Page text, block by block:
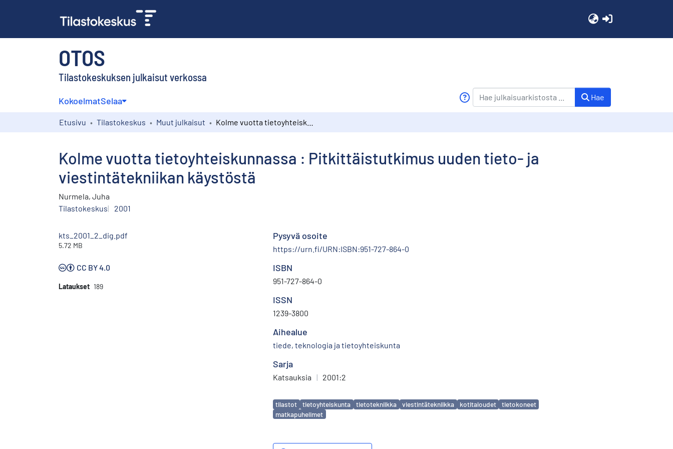
OTOS
Tilastokeskuksen julkaisut verkossa
KokoelmatSelaa Hae
Etusivu Tilastokeskus Muut julkaisut
Kolme vuotta tietoyhteiskunnassa : Pitkittäistutkimus uuden tieto- ja
viestintätekniikan käystöstä
Nurmela, Juha
Tilastokeskus
2001
kts_2001_2_dig.pdf
5.72 MB
CC BY 4.0
Lataukset 189
Pysyvä osoite
https://urn.fi/URN:ISBN:951-727-864-0
ISBN
951-727-864-0
ISSN
1239-3800
Aihealue
tiede, teknologia ja tietoyhteiskunta
Sarja
Katsauksia | 2001:2
Avainsanat
tilastot tietoyhteiskunta tietotekniikka viestintätekniikka kotitaloudet
tietokoneet
matkapuhelimet